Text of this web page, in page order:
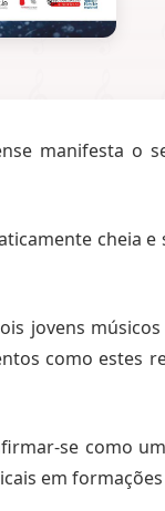
manifesta
cheia
jovens
como
se como
em